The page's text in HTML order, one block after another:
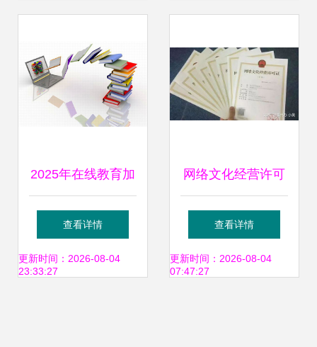
区防御手册
2025年在线教育加
盟费用与网络文化
经营许可证全解析
查看详情
更新时间：2026-08-04
23:33:27
网络文化经营许可
证有效期与续期必
要性详解
查看详情
更新时间：2026-08-04
07:47:27